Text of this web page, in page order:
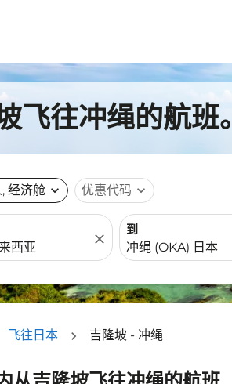
飞往冲绳的航
, 经济舱 expand_more 优惠代码 expand_more
close
到
飞往日本 吉隆坡 - 冲绳
件的机票。请调整您的筛选条件。